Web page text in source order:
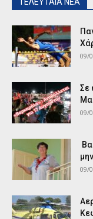
ΤΕΛΕΥΤΑΙΑ ΝΕΑ
09/
Σε
09/
09/